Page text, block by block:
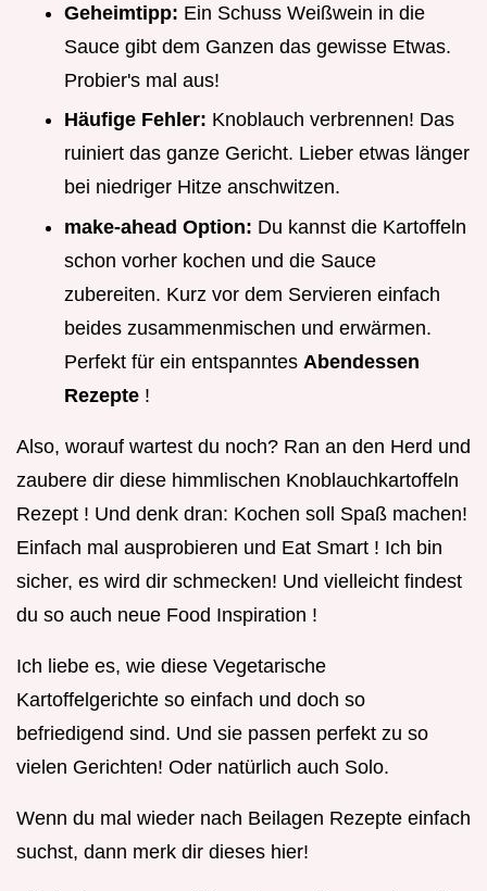
Geheimtipp: Ein Schuss Weißwein in die
Sauce gibt dem Ganzen das gewisse Etwas.
Probier's mal aus!
Häufige Fehler: Knoblauch verbrennen! Das
ruiniert das ganze Gericht. Lieber etwas länger
bei niedriger Hitze anschwitzen.
make-ahead Option: Du kannst die Kartoffeln
schon vorher kochen und die Sauce
zubereiten. Kurz vor dem Servieren einfach
beides zusammenmischen und erwärmen.
Perfekt für ein entspanntes Abendessen
Rezepte !
Also, worauf wartest du noch? Ran an den Herd und
zaubere dir diese himmlischen Knoblauchkartoffeln
Rezept ! Und denk dran: Kochen soll Spaß machen!
Einfach mal ausprobieren und Eat Smart ! Ich bin
sicher, es wird dir schmecken! Und vielleicht findest
du so auch neue Food Inspiration !
Ich liebe es, wie diese Vegetarische
Kartoffelgerichte so einfach und doch so
befriedigend sind. Und sie passen perfekt zu so
vielen Gerichten! Oder natürlich auch Solo.
Wenn du mal wieder nach Beilagen Rezepte einfach
suchst, dann merk dir dieses hier!